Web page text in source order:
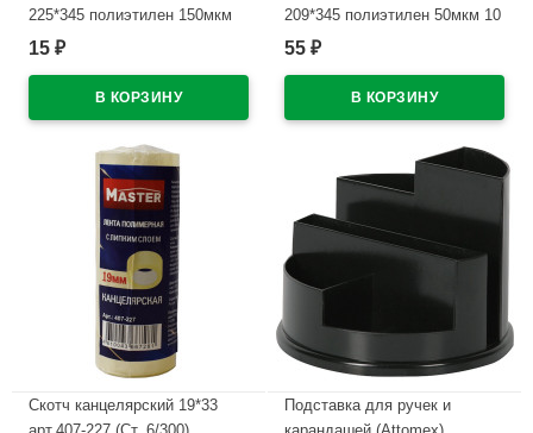
225*345 полиэтилен 150мкм
М арт Д150-100
15 ₽
209*345 полиэтилен 50мкм 10
штук в наборе арт Т50-10
55 ₽
Скотч канцелярский 19*33
Подставка для ручек и